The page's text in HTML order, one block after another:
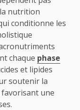
nutrition
conditionne les
chaque phase
et lipides
soutenir la
une